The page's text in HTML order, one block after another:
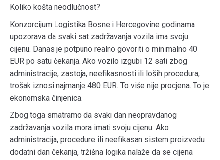
Koliko košta neodlučnost?
Konzorcijum Logistika Bosne i Hercegovine godinama
upozorava da svaki sat zadržavanja vozila ima svoju
cijenu. Danas je potpuno realno govoriti o minimalno 40
EUR po satu čekanja. Ako vozilo izgubi 12 sati zbog
administracije, zastoja, neefikasnosti ili loših procedura,
trošak iznosi najmanje 480 EUR. To više nije procjena. To je
ekonomska činjenica.
Zbog toga smatramo da svaki dan neopravdanog
zadržavanja vozila mora imati svoju cijenu. Ako
administracija, procedure ili neefikasan sistem proizvedu
dodatni dan čekanja, tržišna logika nalaže da se cijena